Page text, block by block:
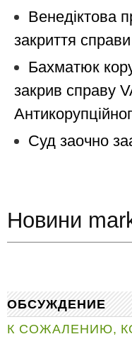
Венедіктова
закриття
Бахматюк
закрив справу
Суд заочно
Новини
ОБСУЖДЕНИЕ
К СОЖАЛЕНИЮ,